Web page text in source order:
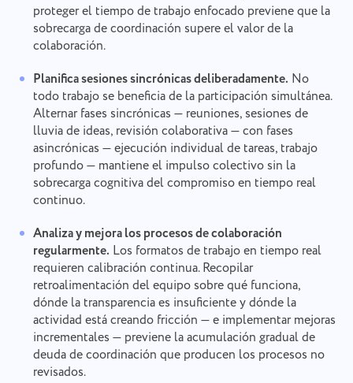
proteger el tiempo de trabajo enfocado previene que la
sobrecarga de coordinación supere el valor de la
colaboración.
Planifica sesiones sincrónicas deliberadamente. No
todo trabajo se beneficia de la participación simultánea.
Alternar fases sincrónicas — reuniones, sesiones de
lluvia de ideas, revisión colaborativa — con fases
asincrónicas — ejecución individual de tareas, trabajo
profundo — mantiene el impulso colectivo sin la
sobrecarga cognitiva del compromiso en tiempo real
continuo.
Analiza y mejora los procesos de colaboración
regularmente. Los formatos de trabajo en tiempo real
requieren calibración continua. Recopilar
retroalimentación del equipo sobre qué funciona,
dónde la transparencia es insuficiente y dónde la
actividad está creando fricción — e implementar mejoras
incrementales — previene la acumulación gradual de
deuda de coordinación que producen los procesos no
revisados.